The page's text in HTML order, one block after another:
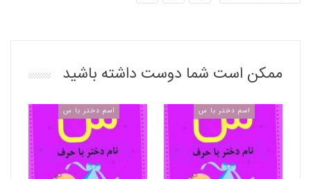
ممکن است شما دوست داشته باشید
اسم دختر با س اسم دختر با س